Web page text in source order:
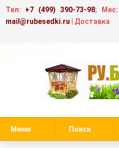
Тел: +7 (499) 390-73-98; Мес:
mail@rubesedki.ru
Доставка
Меню Поиск